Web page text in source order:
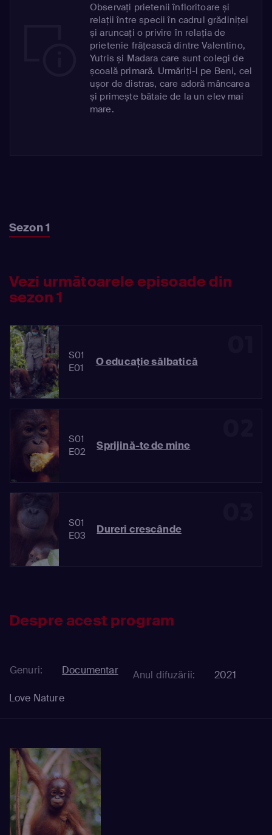
Observați prietenii înfloritoare și
relații între specii în cadrul grădiniței
și aruncați o privire în relația de
prietenie frățească dintre Valentino,
Yutris și Madara care sunt colegi de
școală primară. Urmăriți-l pe Beni, cel
ușor de distras, care adoră mâncarea
și primește bătaie de la un elev mai
mare.
Sezon 1
Vezi următoarele episoade din
sezon 1
S01
E01
O educație sălbatică
S01
E02
Sprijină-te de mine
S01
E03
Dureri crescânde
Despre acest program
Genuri: Documentar Anul difuzării:
2021
Love Nature